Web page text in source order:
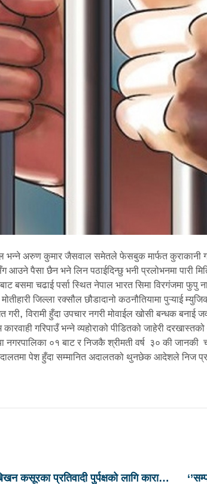
भन्ने अरुण कुमार जैसवाल समेतले फेसबुक मार्फत कुराकानी
आउने पैसा छैन भने लिन पठाईदिन्छु भनी प्रलोभनमा पारी
चढाई पर्सा स्थित नेपाल भारत सिमा विरगंजमा फुपु
जिल्ला रक्सौल छौडादानो कठनौतियामा पुऱ्याई
गरी, विरामी हुँदा उपचार नगरी मोवाईल खोसी बन्धक बनाई
गरिपाउँ भन्ने व्यहोराको पीडितको जाहेरी
०१ बाट र निजकै श्रीमती वर्ष ३० की जानकी
पेश हुँदा सम्मानित अदालतको थुनछेक आदेशले निज
कसूरका प्रतिवादी पुर्पक्षको लागि कारागार